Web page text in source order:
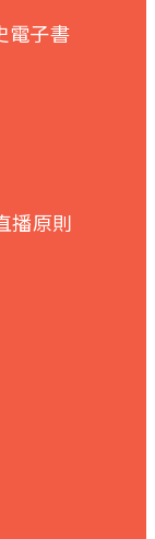
電子書
播原則